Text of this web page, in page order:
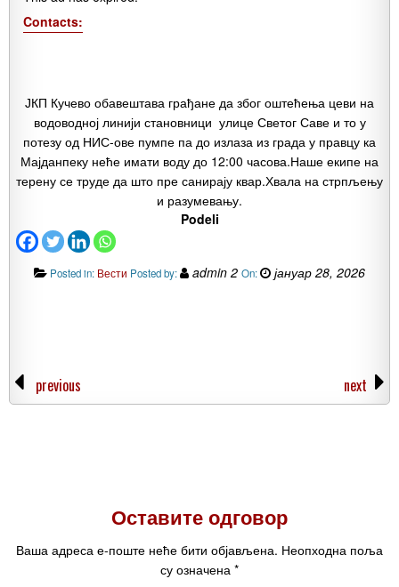
Contacts:
ЈКП Кучево обавештава грађане да због оштећења цеви на
водоводној линији становници улице Светог Саве и то у
потезу од НИС-ове пумпе па до излаза из града у правцу ка
Мајданпеку неће имати воду до 12:00 часова.Наше екипе на
терену се труде да што пре санирају квар.Хвала на стрпљењу
и разумевању.
Podeli
Posted in: Вести Posted by: admin 2 On: јануар 28, 2026
previous next
Оставите одговор
Ваша адреса е-поште неће бити објављена. Неопходна поља
су означена *